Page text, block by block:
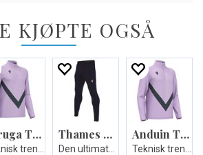
KJØPTE OGSÅ
Yaruga Training 1/4 Zip Top Thames Hero Pant
Den ultimate treningsbuksen - Unisex
Anduin Training 1/4 Zip Top